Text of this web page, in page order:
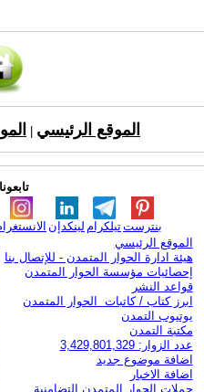
الموقع الرئيسي
لينكدإن تيلكرامبنترست
الموقع الرئيسي
هيئة ادارة الحوار المتمدن - للإتصال بنا
إحصائيات مؤسسة الحوار المتمدن
قواعد النشر
ابرز كتاب / كاتبات الحوار المتمدن
يوتيوب التمدن
مكتبة التمدن
عدد الزوار: 3,429,801,329
اضافة موضوع جديد
اضافة الاخبار
حملات الحوار المتمدن التضامنية